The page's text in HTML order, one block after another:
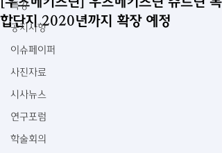
특강
공지사항
이슈페이퍼
사진자료
시사뉴스
연구포럼
학술회의
합단지 2020년까지 확장 예정